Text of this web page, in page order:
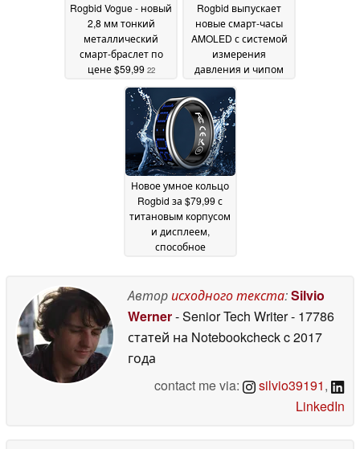
Rogbid Vogue - новый
2,8 мм тонкий
металлический
смарт-браслет по
цене $59,99 22
December 2025
Rogbid выпускает
новые смарт-часы
AMOLED с системой
измерения
давления и чипом
здоровья TI
2025
Новое умное кольцо
Rogbid за $79,99 с
титановым корпусом
и дисплеем,
способное
премиум-класса12
Авторисходного текста:Silvio
Werner- Senior Tech Writer- 17786
статей на Notebookcheckc 2017
года
contact me via:
silvio39191,
LinkedIn